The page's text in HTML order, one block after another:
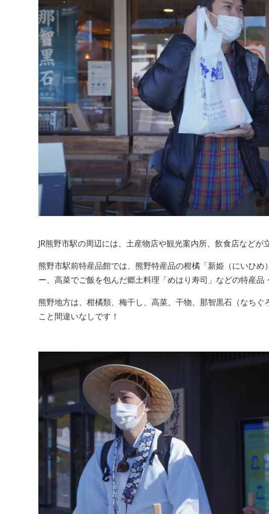
JR熊野市駅の周辺には、土産物店や観光案内所、飲食店などが
熊野市駅前特産品館では、熊野特産品の柑橘「新姫（にいひ
ー、高菜でご飯を包んだ郷土料理「めはり寿司」などの特産品
熊野地方は、柑橘類、梅干し、高菜、干物、那智黒石（なち
こと間違いなしです！